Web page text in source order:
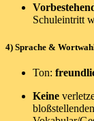
Schuleintritt
4) Sprache &
Ton:
Keine